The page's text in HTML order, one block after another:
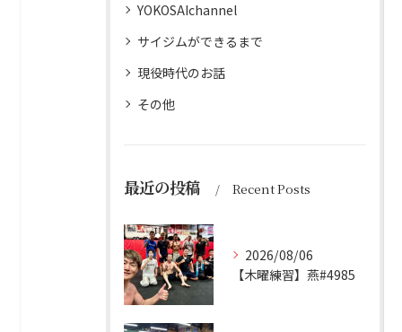
YOKOSAIchannel
サイジムができるまで
現役時代のお話
その他
最近の投稿 Recent Posts
2026/08/06
【木曜練習】燕#4985